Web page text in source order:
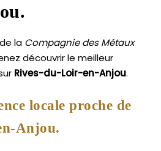
la Compagnie des Métaux
découvrir le meilleur
Rives-du-Loir-en-Anjou.
locale proche de
Anjou.